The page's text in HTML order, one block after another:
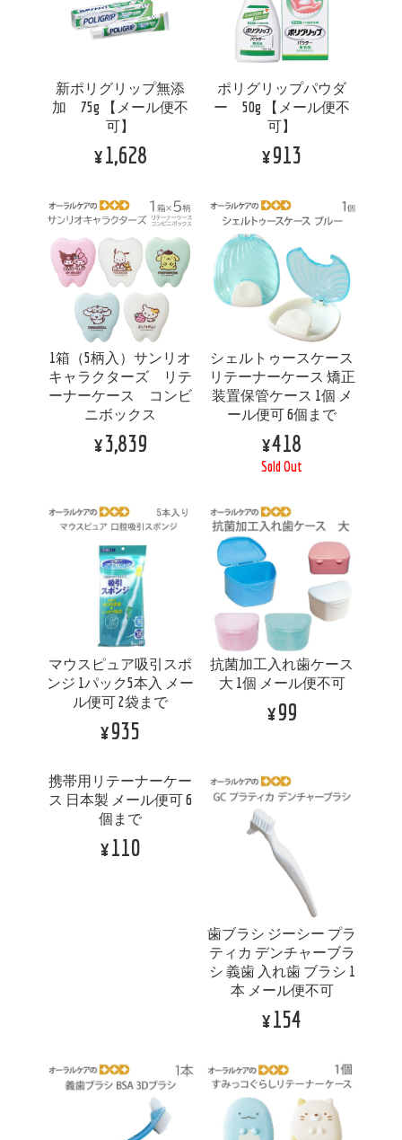
新ポリグリップ無添
加 75g 【メール便不
可】
¥1,628
ポリグリップパウダ
ー 50g 【メール便不
可】
¥913
1箱（5柄入）サンリオ
キャラクターズ リテ
ーナーケース コンビ
ニボックス
¥3,839
シェルトゥースケース
リテーナーケース 矯正
装置保管ケース 1個 メ
ール便可 6個まで
¥418
Sold Out
マウスピュア吸引スポ
ンジ 1パック5本入 メー
ル便可 2袋まで
¥935
抗菌加工入れ歯ケース
大 1個 メール便不可
¥99
歯ブラシ ジーシー プラ
ティカ デンチャーブラ
シ 義歯 入れ歯 ブラシ 1
本 メール便不可
¥154